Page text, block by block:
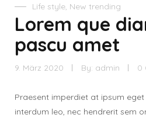
Life style, New trending
Lorem que
pascu amet
9. März 2020 By: admin 0
Praesent imperdiet at ipsum
interdum leo, nec hendrerit sem